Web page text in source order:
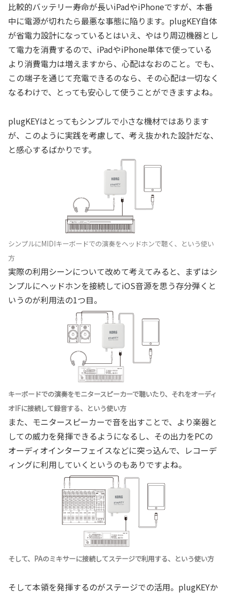
比較的バッテリー寿命が長いiPadやiPhoneですが、本番
中に電源が切れたら最悪な事態に陥ります。plugKEY自体
が省電力設計になっているとはいえ、やはり周辺機器とし
て電力を消費するので、iPadやiPhone単体で使っている
より消費電力は増えますから、心配はなおのこと。でも、
この端子を通じて充電できるのなら、その心配は一切なく
なるわけで、とっても安心して使うことができますよね。
plugKEYはとってもシンプルで小さな機材ではあります
が、このように実践を考慮して、考え抜かれた設計だな、
と感心するばかりです。
シンプルにMIDIキーボードでの演奏をヘッドホンで聴く、という使い
方
実際の利用シーンについて改めて考えてみると、まずはシ
ンプルにヘッドホンを接続してiOS音源を思う存分弾くと
いうのが利用法の1つ目。
キーボードでの演奏をモニタースピーカーで聴いたり、それをオーディ
オIFに接続して録音する、という使い方
また、モニタースピーカーで音を出すことで、より楽器と
しての威力を発揮できるようになるし、その出力をPCの
オーディオインターフェイスなどに突っ込んで、レコーデ
ィングに利用していくというのもありですよね。
そして、PAのミキサーに接続してステージで利用する、という使い方
そして本領を発揮するのがステージでの活用。plugKEYか